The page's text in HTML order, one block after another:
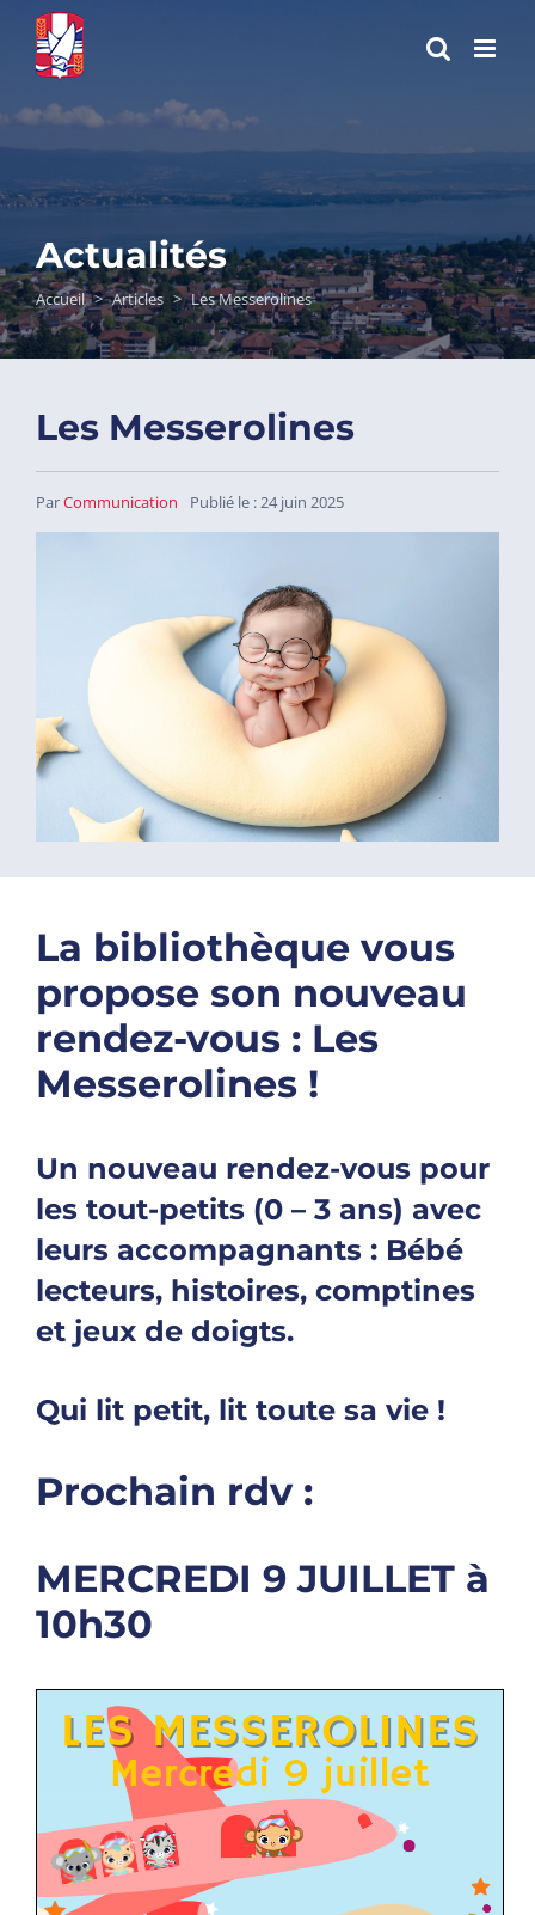
Passer
contenu
Actualités
Accueil > Articles > Les Messerolines
Les Messerolines
ParCommunication Publié le : 24 juin 2025
La bibliothèque vous
propose son nouveau
rendez-vous : Les
Messerolines !
Un nouveau rendez-vous pour
les tout-petits (0 – 3 ans) avec
leurs accompagnants : Bébé
lecteurs, histoires, comptines
et jeux de doigts.
Qui lit petit, lit toute sa vie !
Prochain rdv :
MERCREDI 9 JUILLET à
10h30